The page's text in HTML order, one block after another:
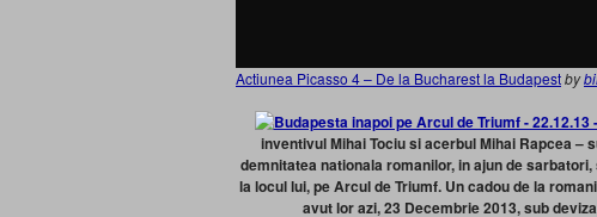
Actiunea Picasso 4 – De la Bucharest la Budapestby
inventivul Mihai Tociu si acerbul Mihai Rapcea
demnitatea nationala romanilor, in ajun de
la locul lui, pe Arcul de Triumf. Un cadou de la
avut lor azi, 23 Decembrie 2013, sub